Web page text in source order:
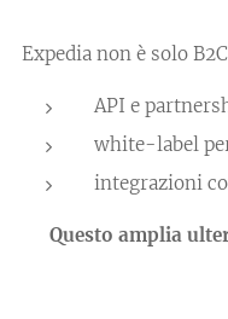
Expedia non è solo
API e
white-label
integrazioni
👉 Questo amplia